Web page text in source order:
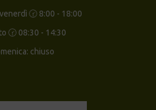
🕝 8:00 - 18:00
🕝 08:30 - 14:30
chiuso